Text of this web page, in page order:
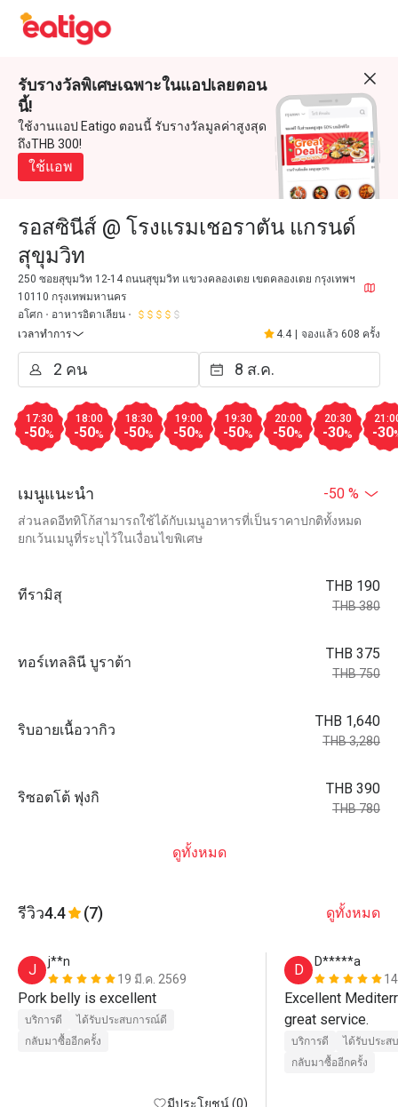
รับรางวัลพิเศษเฉพาะในแอปเลยตอน
นี้!
ใช้งานแอป Eatigo ตอนนี้ รับรางวัลมูลค่าสูงสุด
ถึงTHB 300!
ใช้แอพ
รอสซินีส์ @ โรงแรมเชอราตัน แกรนด์
สุขุมวิท
250 ซอยสุขุมวิท 12-14 ถนนสุขุมวิท แขวงคลองเตย เขตคลองเตย กรุงเทพฯ
10110 กรุงเทพมหานคร
อโศก
อาหารอิตาเลียน
เวลาทำการ
4.4 จองแล้ว 608 ครั้ง
17:30
-50%
18:00
-50%
18:30
-50%
19:00
-50%
19:30
-50%
20:00
-50%
20:30
-30% -30
เมนูแนะนำ -50 %
ส่วนลดอีททิโก้สามารถใช้ได้กับเมนูอาหารที่เป็นราคาปกติทั้งหมด
ยกเว้นเมนูที่ระบุไว้ในเงื่อนไขพิเศษ
ทีรามิสุ
THB 190
THB 380
ทอร์เทลลินี บูราต้า
THB 375
THB 750
ริบอายเนื้อวากิว
THB 1,640
THB 3,280
ริซอตโต้ ฟุงกิ
THB 390
THB 780
ดูทั้งหมด
รีวิว4.4 (7) ดูทั้งหมด
J
j**n
19 มี.ค. 2569
บริการดี
ได้รับประสบการณ์ดี
กลับมาซื้ออีกครั้ง
มีประโยชน์ (0)
D
D*****a
Excellent
great service.
บริการดี
ได้รับประส
กลับมาซื้ออีกครั้ง